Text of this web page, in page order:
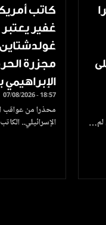
لم…
كاتب
غفير يعتبر
مجزرة
الإبراهيمي
07/08/2026 - 18:57
محذرا من عواقب
الإسرائيلي..